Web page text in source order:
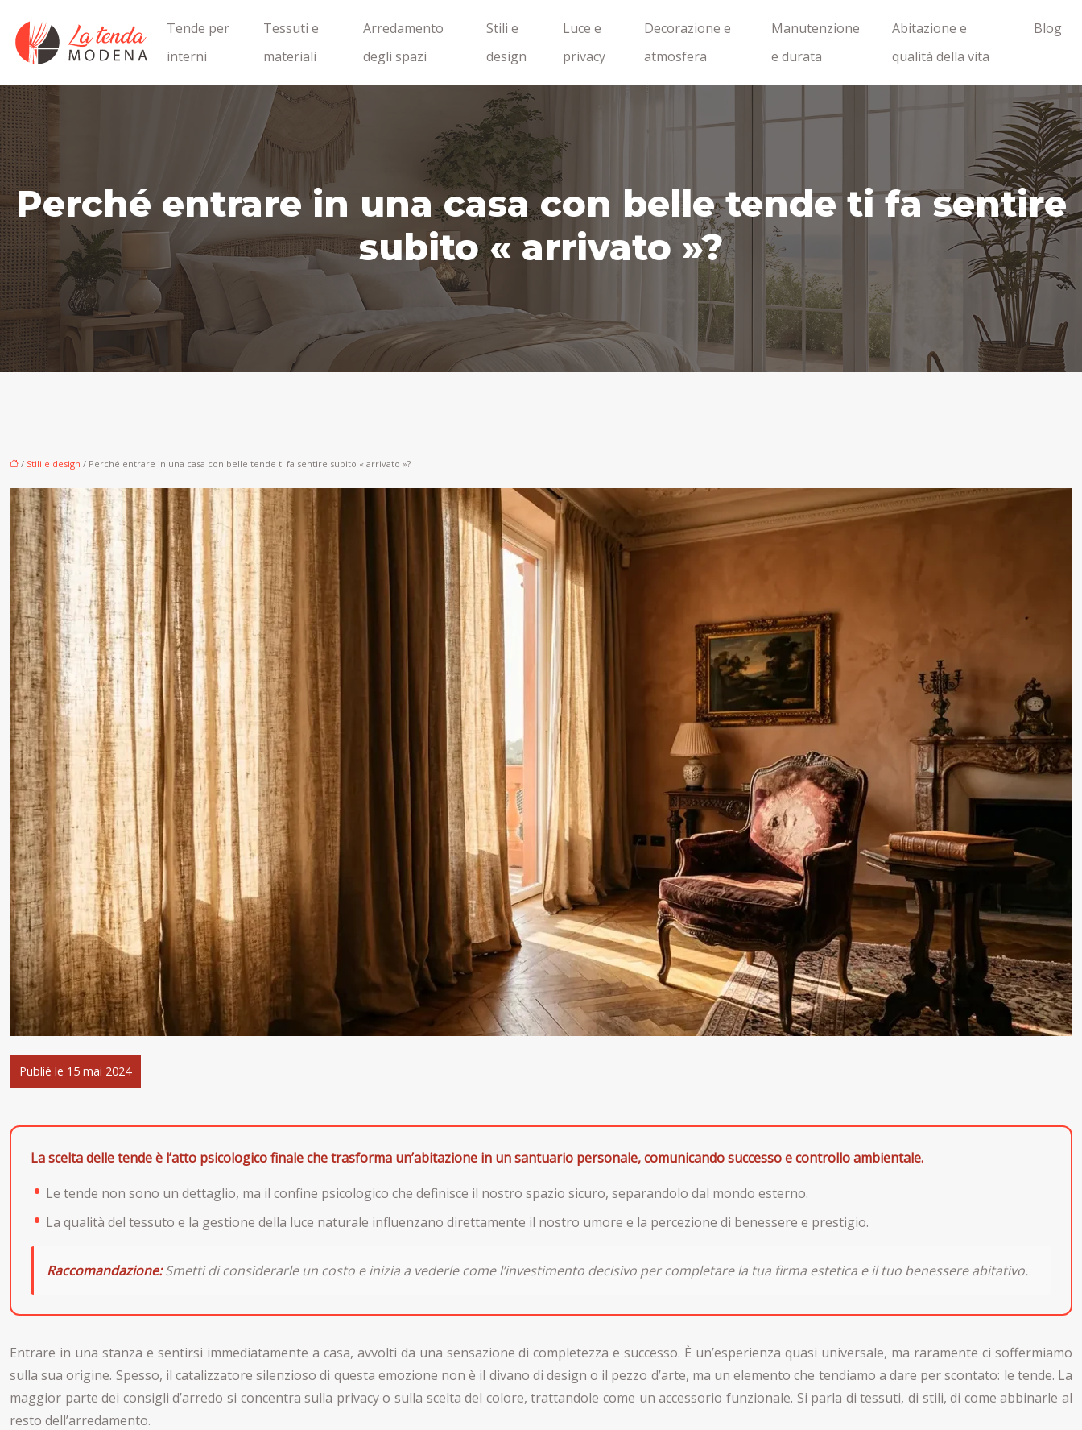
Tende per
interni
Tessuti e
materiali
Arredamento
degli spazi
Stili e
design
Luce e
privacy
Decorazione e
atmosfera
Manutenzione
e durata
Abitazione e
qualità della vita
Blog
Perché entrare in una casa con belle tende ti fa sentire
subito « arrivato »?
/ Stili e design / Perché entrare in una casa con belle tende ti fa sentire subito « arrivato »?
Publié le 15 mai 2024
La scelta delle tende è l’atto psicologico finale che trasforma un’abitazione in un santuario personale, comunicando successo e controllo ambientale.
Le tende non sono un dettaglio, ma il confine psicologico che definisce il nostro spazio sicuro, separandolo dal mondo esterno.
La qualità del tessuto e la gestione della luce naturale influenzano direttamente il nostro umore e la percezione di benessere e prestigio.
Raccomandazione:Smetti di considerarle un costo e inizia a vederle come l’investimento decisivo per completare la tua firma estetica e il tuo benessere abitativo.
Entrare in una stanza e sentirsi immediatamente a casa, avvolti da una sensazione di completezza e successo. È un’esperienza quasi universale, ma raramente ci soffermiamo
sulla sua origine. Spesso, il catalizzatore silenzioso di questa emozione non è il divano di design o il pezzo d’arte, ma un elemento che tendiamo a dare per scontato: le tende. La
maggior parte dei consigli d’arredo si concentra sulla privacy o sulla scelta del colore, trattandole come un accessorio funzionale. Si parla di tessuti, di stili, di come abbinarle al
resto dell’arredamento.